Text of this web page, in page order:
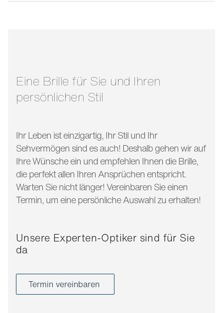
Eine Brille für Sie und Ihren
persönlichen Stil
Ihr Leben ist einzigartig, Ihr Stil und Ihr
Sehvermögen sind es auch! Deshalb gehen wir auf
Ihre Wünsche ein und empfehlen Ihnen die Brille,
die perfekt allen Ihren Ansprüchen entspricht.
Warten Sie nicht länger! Vereinbaren Sie einen
Termin, um eine persönliche Auswahl zu erhalten!
Unsere Experten-Optiker sind für Sie
da
Termin vereinbaren